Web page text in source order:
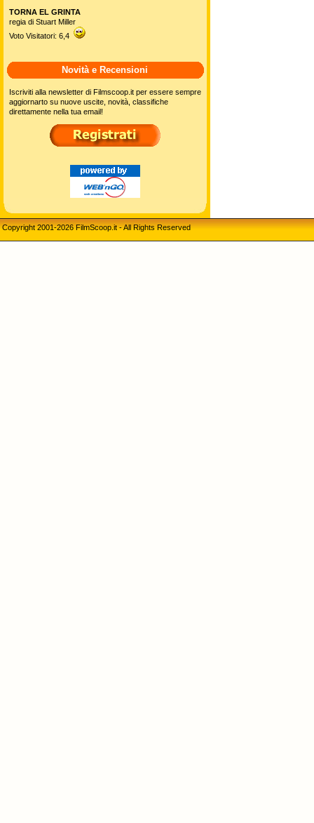
TORNA EL GRINTA
regia di Stuart Miller
Voto Visitatori: 6,4
Novità e Recensioni
Iscriviti alla newsletter di Filmscoop.it per essere sempre
aggiornarto su nuove uscite, novità, classifiche
direttamente nella tua email!
Copyright 2001-2026 FilmScoop.it - All Rights Reserved